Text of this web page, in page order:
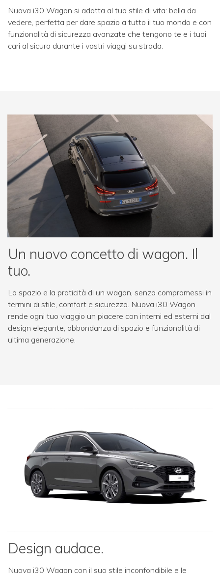
Nuova i30 Wagon si adatta al tuo stile di vita: bella da
vedere, perfetta per dare spazio a tutto il tuo mondo e con
funzionalità di sicurezza avanzate che tengono te e i tuoi
cari al sicuro durante i vostri viaggi su strada.
Un nuovo concetto di wagon. Il
tuo.
Lo spazio e la praticità di un wagon, senza compromessi in
termini di stile, comfort e sicurezza. Nuova i30 Wagon
rende ogni tuo viaggio un piacere con interni ed esterni dal
design elegante, abbondanza di spazio e funzionalità di
ultima generazione.
Design audace.
Nuova i30 Wagon con il suo stile inconfondibile e le